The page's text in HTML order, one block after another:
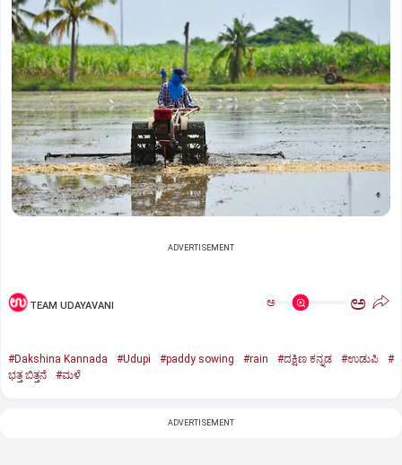
ADVERTISEMENT
TEAM UDAYAVANI ಅ ಅ
#Dakshina Kannada #Udupi #paddy sowing #rain #ದಕ್ಷಿಣ ಕನ್ನಡ #ಉಡುಪಿ
#
ಭತ್ತ ಬಿತ್ತನೆ
#ಮಳೆ
ADVERTISEMENT